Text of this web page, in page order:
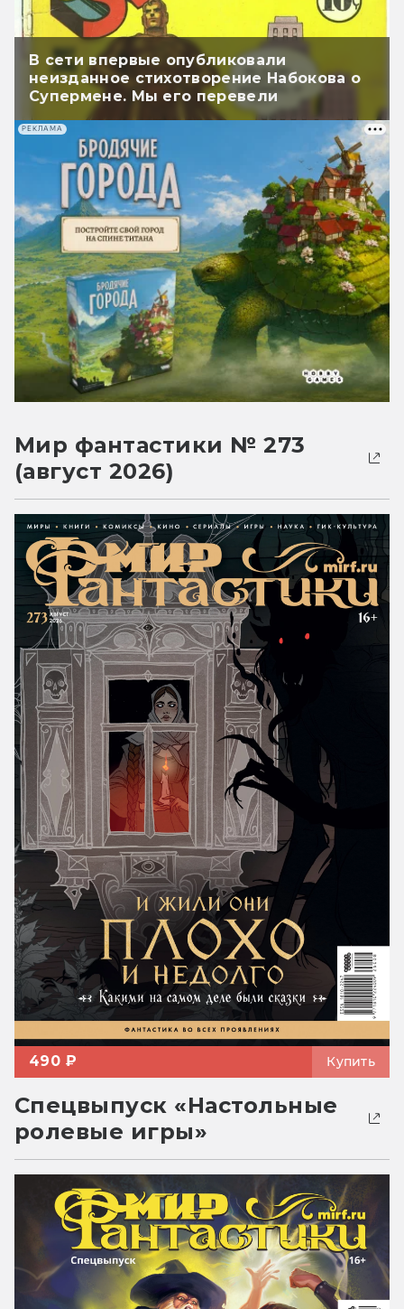
В сети впервые опубликовали
неизданное стихотворение Набокова о
Супермене. Мы его перевели
РЕКЛАМА
Мир фантастики № 273
(август 2026)
490 ₽ Купить
Спецвыпуск «Настольные
ролевые игры»